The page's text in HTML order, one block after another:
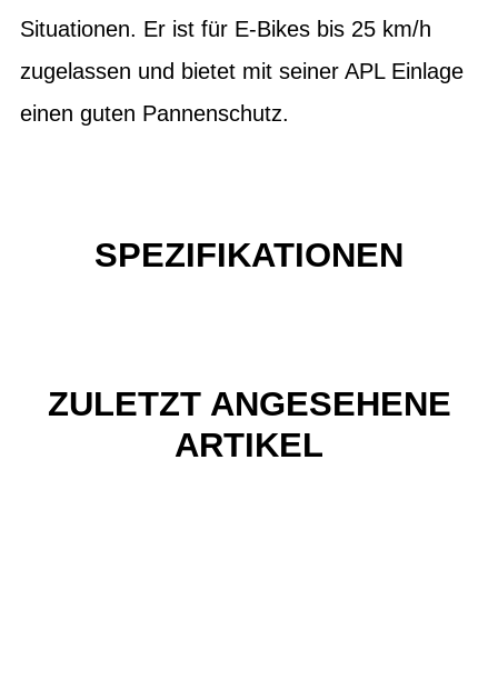
Situationen. Er ist für E-Bikes bis 25 km/h
zugelassen und bietet mit seiner APL Einlage
einen guten Pannenschutz.
SPEZIFIKATIONEN
ZULETZT ANGESEHENE
ARTIKEL